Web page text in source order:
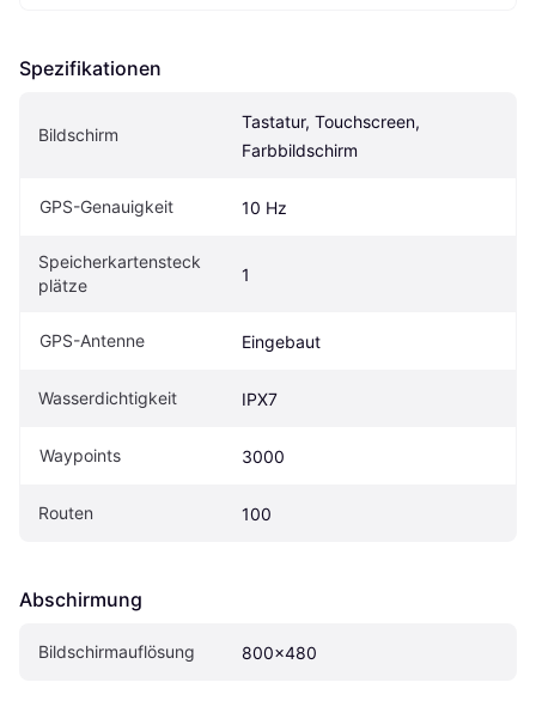
Spezifikationen
Bildschirm
Tastatur, Touchscreen,
Farbbildschirm
GPS-Genauigkeit 10 Hz
Speicherkartensteck
plätze
1
GPS-Antenne Eingebaut
Wasserdichtigkeit IPX7
Waypoints 3000
Routen 100
Abschirmung
Bildschirmauflösung 800x480